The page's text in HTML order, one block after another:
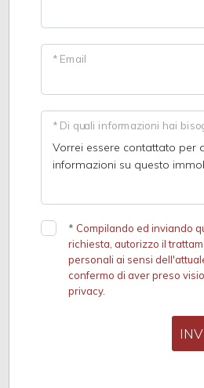
* Email
* Di quali informazioni hai
* Compilando ed inviando
richiesta, autorizzo il
personali ai sensi
confermo di aver preso
privacy.